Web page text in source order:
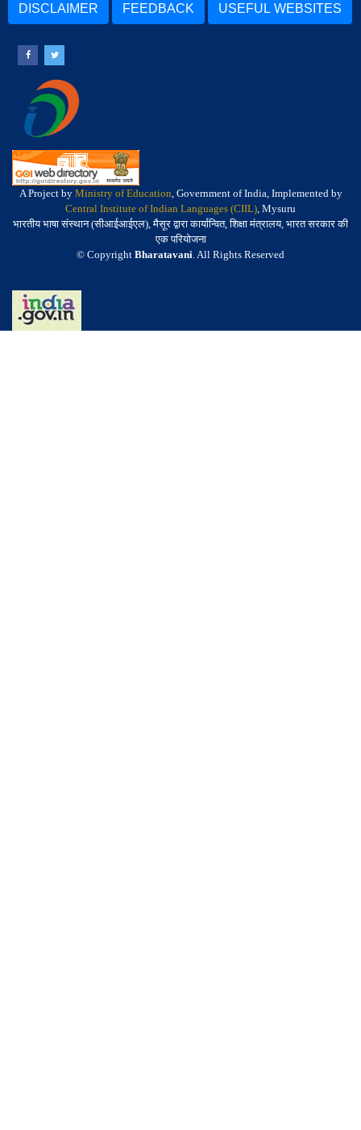
DISCLAIMER FEEDBACK USEFUL WEBSITES
A Project by Ministry of Education, Government of India, Implemented by
Central Institute of Indian Languages (CIIL), Mysuru
भारतीय भाषा संस्थान (सीआईआईएल), मैसूर द्वारा कार्यान्वित, शिक्षा मंत्रालय, भारत सरकार की
एक परियोजना
© Copyright Bharatavani. All Rights Reserved